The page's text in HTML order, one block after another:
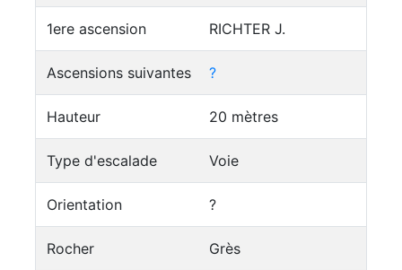
1ere ascension RICHTER J.
Ascensions suivantes ?
Hauteur 20 mètres
Type d'escalade Voie
Orientation ?
Rocher Grès